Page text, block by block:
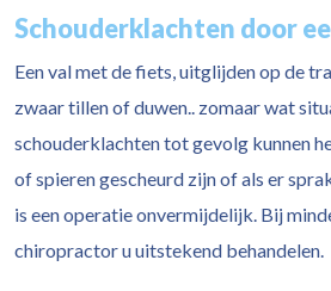
Schouderklachten door
Een val met de fiets, uitglijden op de
zwaar tillen of duwen.. zomaar wat
schouderklachten tot gevolg kunnen
of spieren gescheurd zijn of als er
is een operatie onvermijdelijk. Bij
chiropractor u uitstekend behandelen.